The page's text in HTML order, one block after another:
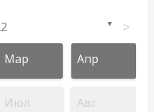
▼ >
Мар Апр
Июл Авг